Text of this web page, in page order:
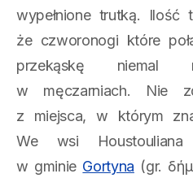
wypełnione trutką. Ilość
że czworonogi które
przekąskę niemal
w męczarniach. Nie
z miejsca, w którym
We wsi Houstouliana
w gminie Gortyna (gr.